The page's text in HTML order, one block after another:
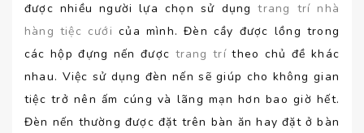
được nhiều người lựa chọn sử dụngtrang trí nhà
hàng tiệc cưới của mình. Đèn cầy được lồng trong
các hộp đựng nến được trang trítheo chủ đề khác
nhau. Việc sử dụng đèn nến sẽ giúp cho không gian
tiệc trở nên ấm cúng và lãng mạn hơn bao giờ hết.
Đèn nến thường được đặt trên bàn ăn hay đặt ở bàn